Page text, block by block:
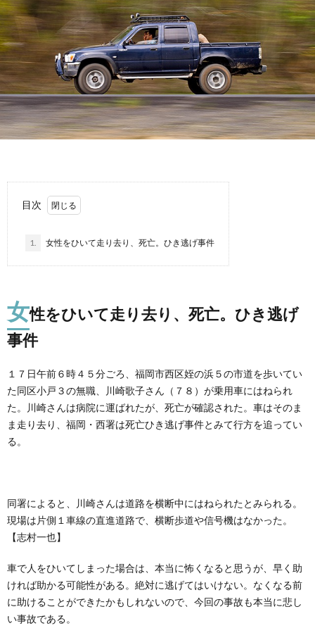
転
目次
1. 女性をひいて走り去り、死亡。ひき逃げ事件
女性をひいて走り去り、死亡。ひき逃げ
事件
１７日午前６時４５分ごろ、福岡市西区姪の浜５の市道を歩いてい
た同区小戸３の無職、川崎歌子さん（７８）が乗用車にはねられ
た。川崎さんは病院に運ばれたが、死亡が確認された。車はそのま
ま走り去り、福岡・西署は死亡ひき逃げ事件とみて行方を追ってい
る。
同署によると、川崎さんは道路を横断中にはねられたとみられる。
現場は片側１車線の直進道路で、横断歩道や信号機はなかった。
【志村一也】
車で人をひいてしまった場合は、本当に怖くなると思うが、早く助
ければ助かる可能性がある。絶対に逃げてはいけない。なくなる前
に助けることができたかもしれないので、今回の事故も本当に悲し
い事故である。